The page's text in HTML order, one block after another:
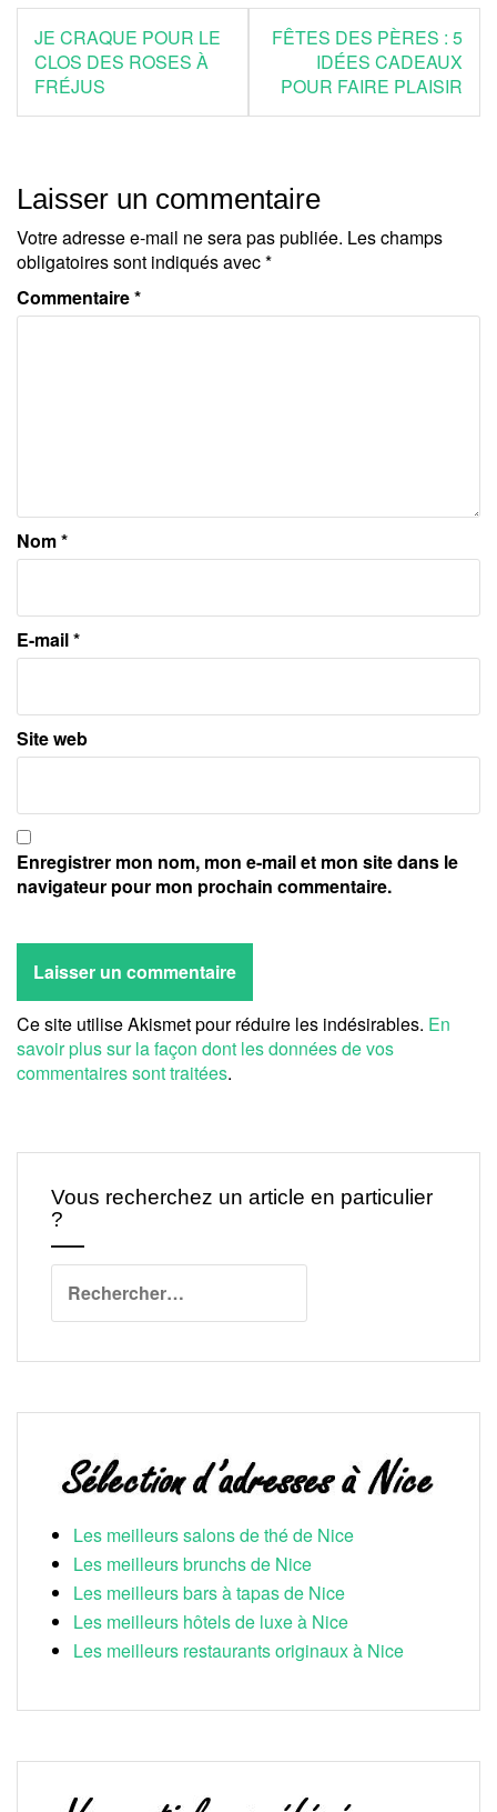
Navigation
de
l’article
JE CRAQUE POUR LE
CLOS DES ROSES À
FRÉJUS
FÊTES DES PÈRES : 5
IDÉES CADEAUX
POUR FAIRE PLAISIR
Laisser un commentaire
Votre adresse e-mail ne sera pas publiée. Les champs
obligatoires sont indiqués avec*
Commentaire*
Nom*
E-mail*
Site web
Enregistrer mon nom, mon e-mail et mon site dans le
navigateur pour mon prochain commentaire.
Ce site utilise Akismet pour réduire les indésirables. En
savoir plus sur la façon dont les données de vos
commentaires sont traitées.
Vous recherchez un article en particulier
?
Les meilleurs salons de thé de Nice
Les meilleurs brunchs de Nice
Les meilleurs bars à tapas de Nice
Les meilleurs hôtels de luxe à Nice
Les meilleurs restaurants originaux à Nice